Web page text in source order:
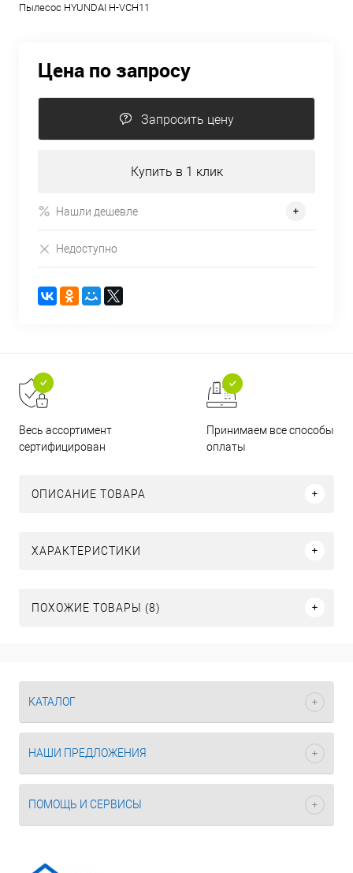
Пылесос HYUNDAI H-VCH11
Цена по запросу
Запросить цену
Купить в 1 клик
Нашли дешевле
Недоступно
Весь ассортимент
сертифицирован
Принимаем все способы
оплаты
ОПИСАНИЕ ТОВАРА
ХАРАКТЕРИСТИКИ
ПОХОЖИЕ ТОВАРЫ (8)
КАТАЛОГ
НАШИ ПРЕДЛОЖЕНИЯ
ПОМОЩЬ И СЕРВИСЫ